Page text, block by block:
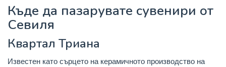
Къде да пазарувате сувенири от
Севиля
Квартал Триана
Известен като сърцето на керамичното производство на